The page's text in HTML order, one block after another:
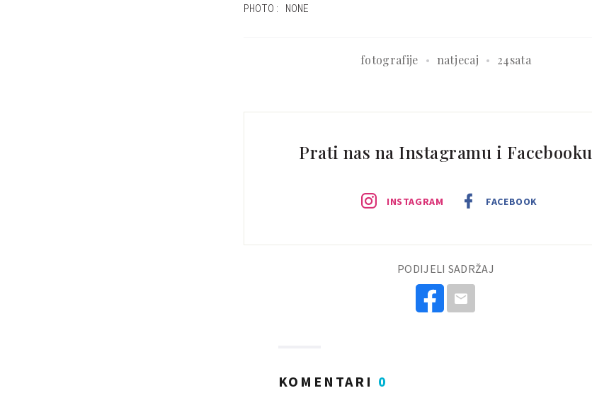
PHOTO: NONE
fotografije natjecaj 24sata
Prati nas na Instagramu i Facebooku
INSTAGRAM FACEBOOK
PODIJELI SADRŽAJ
KOMENTARI 0